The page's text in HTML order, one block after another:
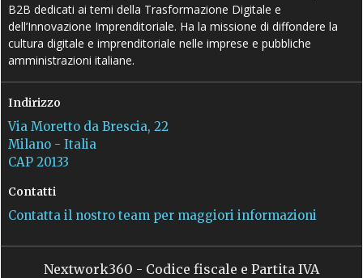
B2B dedicati ai temi della Trasformazione Digitale e
dell’Innovazione Imprenditoriale. Ha la missione di diffondere la
cultura digitale e imprenditoriale nelle imprese e pubbliche
amministrazioni italiane.
Indirizzo
Via Moretto da Brescia, 22
Milano - Italia
CAP 20133
Contatti
Contatta il nostro team per maggiori informazioni
Nextwork360 - Codice fiscale e Partita IVA